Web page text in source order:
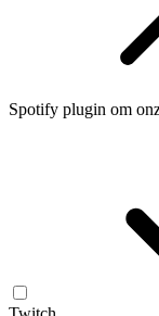
Spotify plugin om